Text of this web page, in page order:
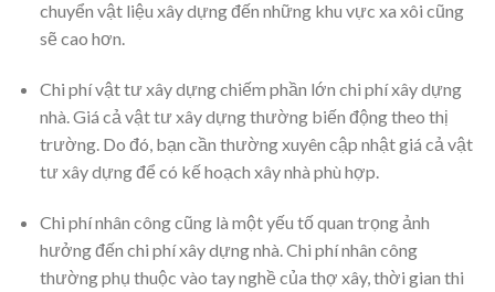
chuyển vật liệu xây dựng đến những khu vực xa xôi cũng
sẽ cao hơn.
Chi phí vật tư xây dựng chiếm phần lớn chi phí xây dựng
nhà. Giá cả vật tư xây dựng thường biến động theo thị
trường. Do đó, bạn cần thường xuyên cập nhật giá cả vật
tư xây dựng để có kế hoạch xây nhà phù hợp.
Chi phí nhân công cũng là một yếu tố quan trọng ảnh
hưởng đến chi phí xây dựng nhà. Chi phí nhân công
thường phụ thuộc vào tay nghề của thợ xây, thời gian thi